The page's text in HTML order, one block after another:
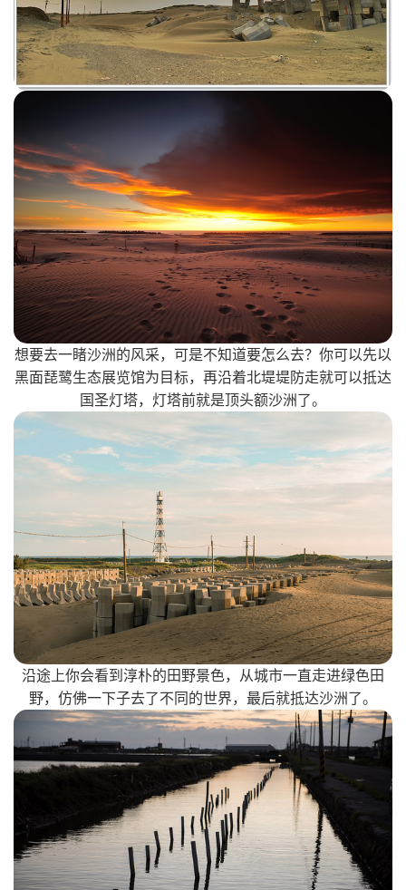
想要去一睹沙洲的风采，可是不知道要怎么去？你可以先以
黑面琵鹭生态展览馆为目标，再沿着北堤堤防走就可以抵达
国圣灯塔，灯塔前就是顶头额沙洲了。
沿途上你会看到淳朴的田野景色，从城市一直走进绿色田
野，仿佛一下子去了不同的世界，最后就抵达沙洲了。